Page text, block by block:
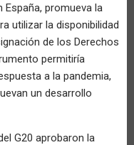
España, promueva la
utilizar la disponibilidad
de los Derechos
permitiría
a la pandemia,
un desarrollo
G20 aprobaron la